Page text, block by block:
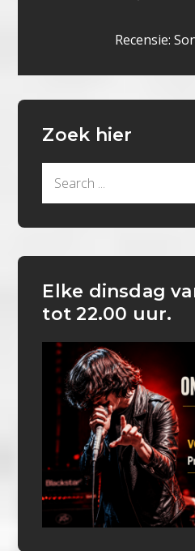
navigatie
Recensie:
Zoek hier
Elke dinsdag
tot 22.00 uur.